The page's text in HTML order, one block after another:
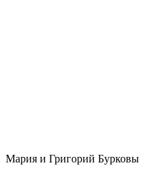
Мария и Григорий Бурковы